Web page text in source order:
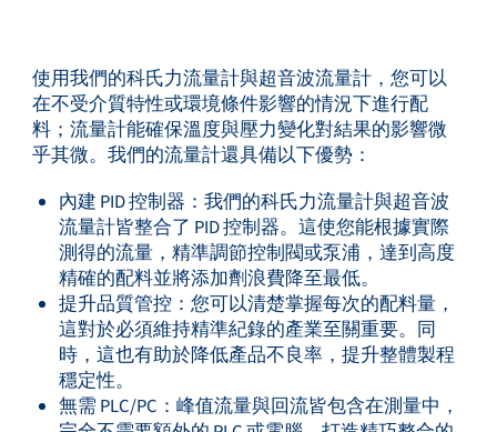
使用我們的科氏力流量計與超音波流量計，您可以
在不受介質特性或環境條件影響的情況下進行配
料；流量計能確保溫度與壓力變化對結果的影響微
乎其微。我們的流量計還具備以下優勢：
內建 PID 控制器：我們的科氏力流量計與超音波
流量計皆整合了 PID 控制器。這使您能根據實際
測得的流量，精準調節控制閥或泵浦，達到高度
精確的配料並將添加劑浪費降至最低。
提升品質管控：您可以清楚掌握每次的配料量，
這對於必須維持精準紀錄的產業至關重要。同
時，這也有助於降低產品不良率，提升整體製程
穩定性。
無需 PLC/PC：峰值流量與回流皆包含在測量中，